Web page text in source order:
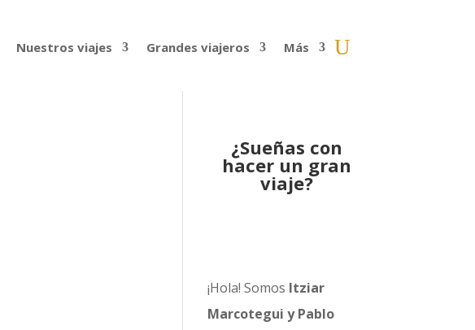
Nuestros viajes Grandes viajeros Más
¿Sueñas con
hacer un gran
viaje?
¡Hola! Somos Itziar
Marcotegui y Pablo